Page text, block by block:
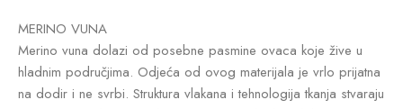
MERINO VUNA
Merino vuna dolazi od posebne pasmine ovaca koje žive u
hladnim područjima. Odjeća od ovog materijala je vrlo prijatna
na dodir i ne svrbi. Struktura vlakana i tehnologija tkanja stvaraju